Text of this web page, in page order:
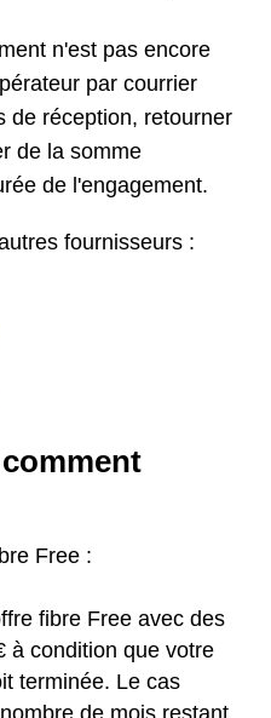
n'est pas encore
par courrier
de réception, retourner
de la somme
de l'engagement.
fournisseurs :
Free :
fibre Free avec des
à condition que votre
terminée. Le cas
de mois restant